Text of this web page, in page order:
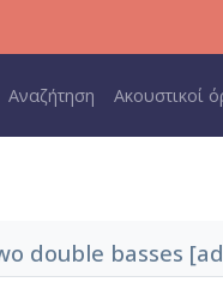
Main navigation
Αναζήτηση Ακουστικοί
double basses